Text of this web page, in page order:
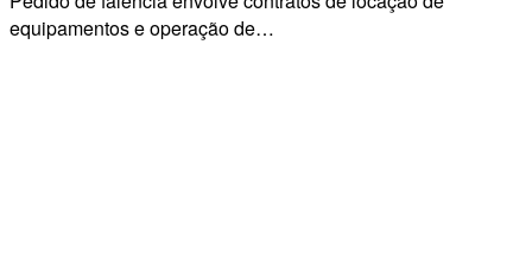
equipamentos e operação de…